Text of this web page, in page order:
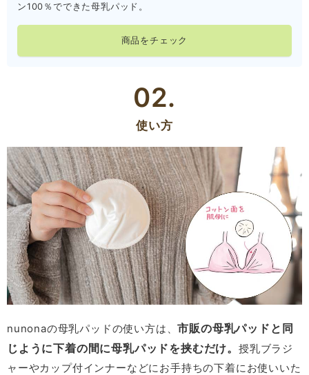
ン100％でできた母乳パッド。
商品をチェック
02.
使い方
nunonaの母乳パッドの使い方は、市販の母乳パッドと同
じように下着の間に母乳パッドを挟むだけ。 授乳ブラジ
ャーやカップ付インナーなどにお手持ちの下着にお使いいた